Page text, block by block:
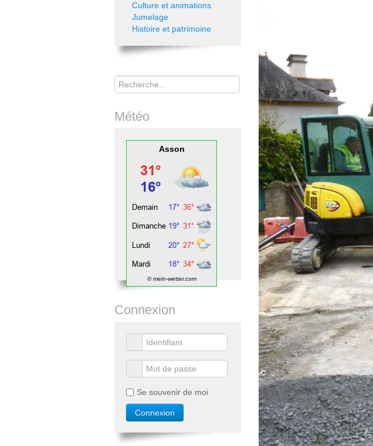
Culture et animations
Jumelage
Histoire et patrimoine
Rechercher
Météo
Asson
© mein-wetter.com
Connexion
Se souvenir de moi